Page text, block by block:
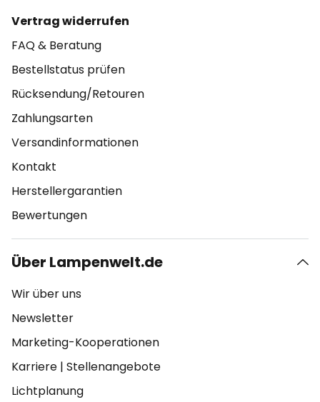
Vertrag widerrufen
FAQ & Beratung
Bestellstatus prüfen
Rücksendung/Retouren
Zahlungsarten
Versandinformationen
Kontakt
Herstellergarantien
Bewertungen
Über Lampenwelt.de
Wir über uns
Newsletter
Marketing-Kooperationen
Karriere | Stellenangebote
Lichtplanung